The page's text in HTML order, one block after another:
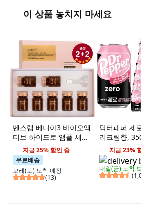
이 상품 놓치지 마세요
벤스랩 베니아3 바이오액
티브 하이드로 앰플 세트
7개입, 4개, 35ml
지금 25% 할인 중
무료배송
모레(토) 도착 예정
(13)
닥터페퍼 제
리크림향,
지금 23%
내일(금) 도착
(